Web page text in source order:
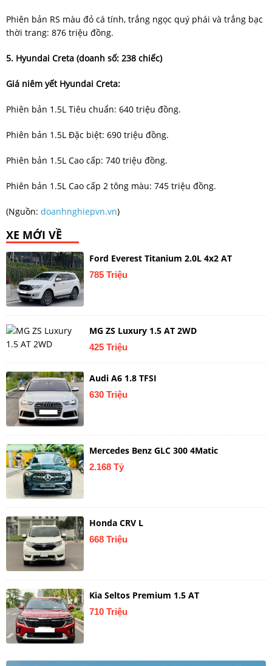
Phiên bản RS màu đỏ cá tính, trắng ngọc quý phái và trắng bạc
thời trang: 876 triệu đồng.
5. Hyundai Creta (doanh số: 238 chiếc)
Giá niêm yết Hyundai Creta:
Phiên bản 1.5L Tiêu chuẩn: 640 triệu đồng.
Phiên bản 1.5L Đặc biệt: 690 triệu đồng.
Phiên bản 1.5L Cao cấp: 740 triệu đồng.
Phiên bản 1.5L Cao cấp 2 tông màu: 745 triệu đồng.
(Nguồn: doanhnghiepvn.vn)
XE MỚI VỀ
Ford Everest Titanium 2.0L 4x2 AT
785 Triệu
MG ZS Luxury 1.5 AT 2WD
425 Triệu
Audi A6 1.8 TFSI
630 Triệu
Mercedes Benz GLC 300 4Matic
2.168 Tỷ
Honda CRV L
668 Triệu
Kia Seltos Premium 1.5 AT
710 Triệu